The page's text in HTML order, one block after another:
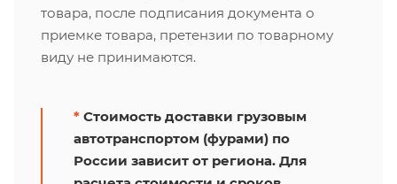
товара, после подписания документа о
приемке товара, претензии по товарному
виду не принимаются.
* Стоимость доставки грузовым
автотранспортом (фурами) по
России зависит от региона. Для